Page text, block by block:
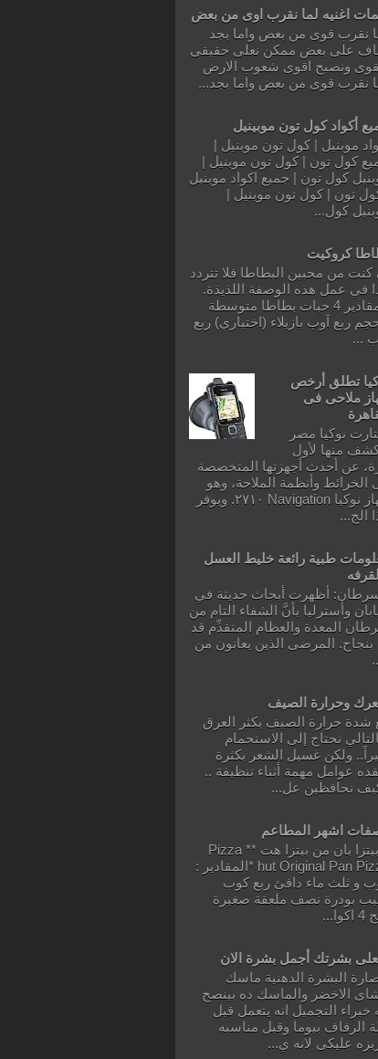
اغنيه لما نقرب اوى من بعض
نقرب قوى من بعض واما بجد
على بعض ممكن نعلى حقيقى
ونصبح اقوى شعوب الارض
نقرب قوى من بعض واما بجد...
أكواد كول تون موبينيل
موبنيل | كول تون موبنيل |
كول تون | كول تون موبنيل |
كول تون | جميع اكواد موبنيل
تون | كول تون موبنيل |
كول...
كروكيت
كنت من محبين البطاطا فلا تتردد
في عمل هذه الوصفة اللذيذة.
المقادير 4 حبات بطاطا متوسطة
ربع آوب بازيلاء (اختياري) ربع
...
تطلق أرخص
ملاحى فى
نوكيا مصر
منها لأول
عن أحدث أجهزتها المتخصصة
الخرائط وأنظمة الملاحة، وهو
جهاز نوكيا Navigation ٢٧١٠. ويوفر
الج...
طبية رائعة خليط العسل
أظهرت أبحاث حديثة في
وأسترليا بأنَّ الشفاء التام من
المعدة والعظام المتقدِّم قد
بنجاح. المرضى الذين يعانون من
وحرارة الصيف
شدة حرارة الصيف يكثر العرق
نحتاج إلى الاستحمام
ولكن غسيل الشعر بكثرة
عوامل مهمة أثناء تنظيفة ..
نحافظين عل...
اشهر المطاعم
**بيتزا بان من بيتزا هت ** Pizza
hut Original Pan Pizza *المقادير :
و ثلث ماء دافئ ربع كوب
بودرة نصف ملعقة صغيرة
بشرتك أجمل بشرة الان
البشرة الدهنية ماسك
الاخضر والماسك ده بينصح
خبراء التجميل انه يتعمل قبل
الزفاف بيوما وقبل مناسبه
عليكى لانه ي...